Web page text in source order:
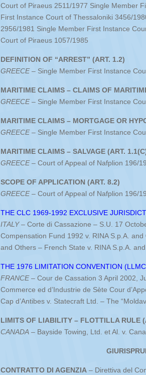
Court of Piraeus 2511/1977 Single Member
First Instance Court of Thessaloniki 3456/
2956/1981 Single Member First Instance
Court of Piraeus 1057/1985
DEFINITION OF “ARREST” (ART. 1.2)
GREECE– Single Member First Instance
MARITIME CLAIMS – CLAIMS OF
GREECE– Single Member First Instance
MARITIME CLAIMS – MORTGAGE OR
GREECE– Single Member First Instance
MARITIME CLAIMS – SALVAGE (ART.
GREECE– Court of Appeal of Nafplion 196/
SCOPE OF APPLICATION (ART. 8.2)
GREECE– Court of Appeal of Nafplion 196/
THE CLC 1969-1992 EXCLUSIVE
ITALY– Corte di Cassazione – S.U. 17
Compensation Fund 1992 v. RINA S.p.A.
and Others – French State v. RINA S.p.A.
THE 1976 LIMITATION CONVENTION
FRANCE– Cour de Cassation 3 April 2002,
Commerce ed d’Industrie de Sète Cour
Cap d’Antibes v. Statecraft Ltd. – The
LIMITS OF LIABILITY – FLOTTILLA RULE
CANADA – Bayside Towing, Ltd. et Al. v.
CONTRATTO DI AGENZIA – Direttiva del